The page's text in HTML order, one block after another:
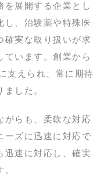
を展開する企業とし
し、治験薬や特殊医
確実な取り扱いが求
ています。創業から
支えられ、常に期待
した。
がらも、柔軟な対応
ーズに迅速に対応で
迅速に対応し、確実